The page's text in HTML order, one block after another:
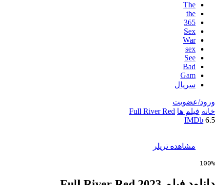
The
the
365
Sex
War
sex
See
Bad
Gam
سریال
ورود/عضویت
خانه فیلم ها Full River Red
IMDb 6.5
مشاهده تریلر
100%